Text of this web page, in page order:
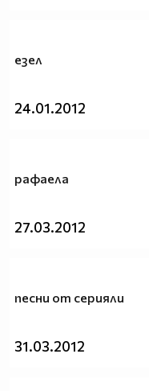
езел
24.01.2012
рафаела
27.03.2012
песни от серияли
31.03.2012